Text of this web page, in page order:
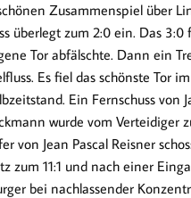
Zusammenspiel über
überlegt zum 2:0 ein. Das
Tor abfälschte. Dann ein
Es fiel das schönste Tor
Ein Fernschuss von
wurde vom Verteidiger
von Jean Pascal Reisner
zum 11:1 und nach einer
bei nachlassender